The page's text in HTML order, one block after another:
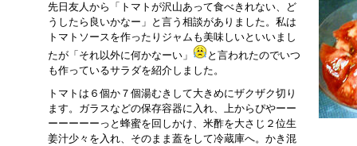
先日友人から「トマトが沢山あって食べきれない、ど
うしたら良いかなー」と言う相談がありました。私は
トマトソースを作ったりジャムも美味しいといいまし
たが「それ以外に何かなーい」
と言われたのでいつ
も作っているサラダを紹介しました。
トマトは６個か７個湯むきして大きめにザクザク切り
ます。ガラスなどの保存容器に入れ、上からぴやーー
ーーーーーっと蜂蜜を回しかけ、米酢を大さじ２位生
姜汁少々を入れ、そのまま蓋をして冷蔵庫へ。かき混